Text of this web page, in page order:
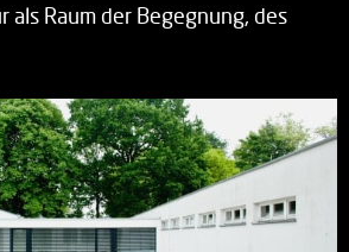
als Raum der Begegnung, des